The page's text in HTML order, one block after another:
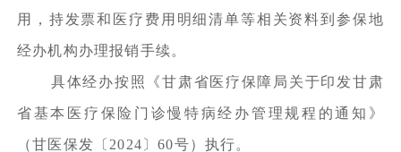
用，持发票和医疗费用明细清单等相关资料到参保地
经办机构办理报销手续。
具体经办按照《甘肃省医疗保障局关于印发甘肃
省基本医疗保险门诊慢特病经办管理规程的通知》
（甘医保发〔2024〕60号）执行。